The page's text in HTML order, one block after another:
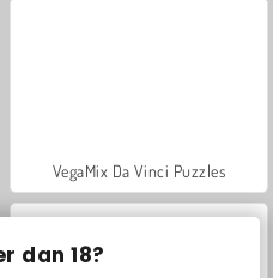
dan 18?
VegaMix Da Vinci Puzzles